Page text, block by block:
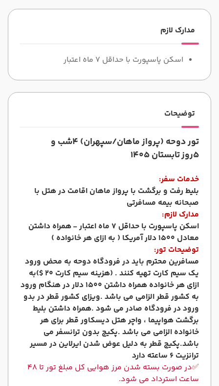
مدارک لازم
اسکن پاسپورت با حداقل 7 ماه اعتبار
توضیحات
تور دوحه (پرواز ماهان/سپهران) 4شب و
5روز
تابستان 1405
خدمات سفر:
بلیط رفت و برگشت با پرواز ماهان اقامت در هتل با
صبحانه بیمه مسافرتی
مدارک لازم:
اسکن پاسپورت با حداقل 7 ماه اعتبار -
همراه داشتن
معادل ١٥٠٠ دلار آمريكا ( به ازاي هر خانواده )
توضیحات تور:
مسافرین محترم باید در فرودگاه دوحه به محض ورود
یک سیم کارت تهیه کنند . (هزینه سیم کارت 20 $)
به
ازای هر خانواده همراه داشتن 1500 دلار در هنگام ورود
به کشور قطر الزامی می باشد .ویزای کشور قطر در بدو
ورود در فرودگاه صادر می شود .همراه داشتن بلیط
برگشت هواپیما ، واچر هتل دیسکاور قطر برای هر
خانواده الزامی می باشد .پکیج بدون ترانسفر می
باشد.پکیج قطر به دلیل عوض شدن ایرلاین در مسیر
ترانزیت 6 ساعته دارد
✅
در صورت بسته شدن مرز هوایی کل مبلغ تور تا 48
ساعت استرداد می شود.